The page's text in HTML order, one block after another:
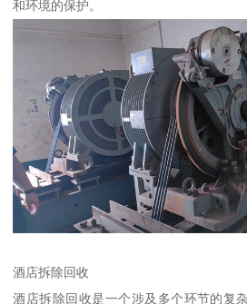
和环境的保护。
酒店拆除回收
酒店拆除回收是一个涉及多个环节的复